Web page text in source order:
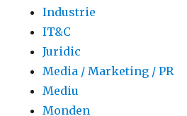
Industrie
IT&C
Juridic
Media / Marketing / PR
Mediu
Monden